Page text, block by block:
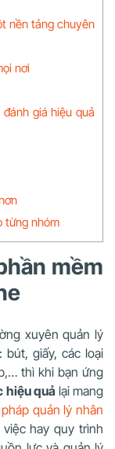
nền tảng chuyên
nơi
giá hiệu quả
từng nhóm
mềm
xuyên quản lý
giấy, các loại
thì khi bạn ứng
hiệu quả lại mang
quản lý nhân
hay quy trình